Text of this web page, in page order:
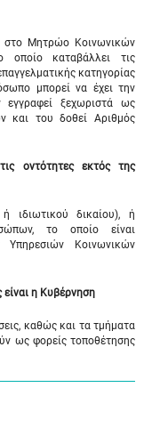
στο Μητρώο Κοινωνικών
οποίο καταβάλλει τις
κατηγορίας
μπορεί να έχει την
ξεχωριστά ως
και του δοθεί Αριθμός
οντότητες εκτός της
ιδιωτικού δικαίου), ή
το οποίο είναι
Κοινωνικών
είναι η Κυβέρνηση
καθώς και τα τμήματα
ως φορείς τοποθέτησης